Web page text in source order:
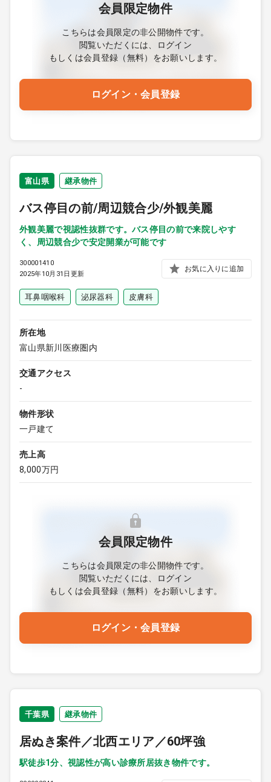
会員限定物件
こちらは会員限定の非公開物件です。
閲覧いただくには、ログイン
もしくは会員登録（無料）をお願いします。
ログイン・会員登録
富山県 継承物件
バス停目の前/周辺競合少/外観美麗
外観美麗で視認性抜群です。バス停目の前で来院しやす
く、周辺競合少で安定開業が可能です
300001410
2025年10月31日更新
お気に入りに追加
耳鼻咽喉科 泌尿器科 皮膚科
所在地
富山県新川医療圏内
交通アクセス
-
物件形状
一戸建て
売上高
8,000万円
会員限定物件
こちらは会員限定の非公開物件です。
閲覧いただくには、ログイン
もしくは会員登録（無料）をお願いします。
ログイン・会員登録
千葉県 継承物件
居ぬき案件／北西エリア／60坪強
駅徒歩1分、視認性が高い診療所居抜き物件です。